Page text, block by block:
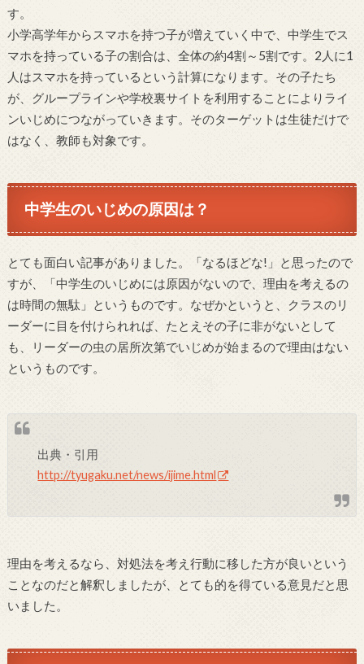
す。
小学高学年からスマホを持つ子が増えていく中で、中学生でス
マホを持っている子の割合は、全体の約4割～5割です。2人に1
人はスマホを持っているという計算になります。その子たち
が、グループラインや学校裏サイトを利用することによりライ
ンいじめにつながっていきます。そのターゲットは生徒だけで
はなく、教師も対象です。
中学生のいじめの原因は？
とても面白い記事がありました。「なるほどな!」と思ったので
すが、「中学生のいじめには原因がないので、理由を考えるの
は時間の無駄」というものです。なぜかというと、クラスのリ
ーダーに目を付けられれば、たとえその子に非がないとして
も、リーダーの虫の居所次第でいじめが始まるので理由はない
というものです。
出典・引用
http://tyugaku.net/news/ijime.html
理由を考えるなら、対処法を考え行動に移した方が良いという
ことなのだと解釈しましたが、とても的を得ている意見だと思
いました。